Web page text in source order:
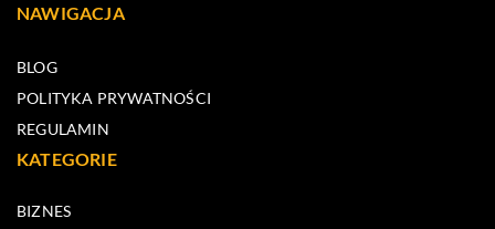
NAWIGACJA
BLOG
POLITYKA PRYWATNOŚCI
REGULAMIN
KATEGORIE
BIZNES